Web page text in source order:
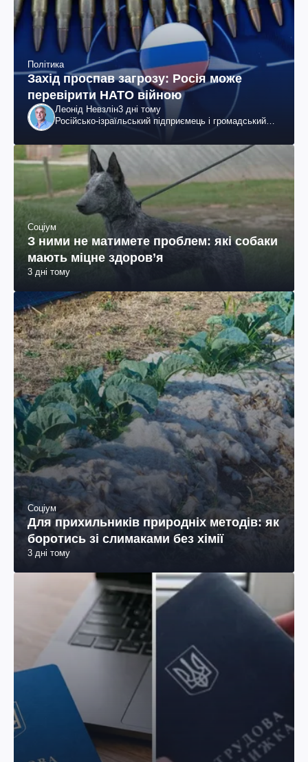
Політика
Захід проспав загрозу: Росія може
перевірити НАТО війною
Леонід Невзлін3 дні тому
Російсько-ізраїльський підприємець і громадський
Соціум
З ними не матимете проблем: які собаки
мають міцне здоров’я
3 дні тому
Соціум
Для прихильників природніх методів: як
боротись зі слимаками без хімії
3 дні тому